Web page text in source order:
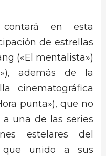
contará en esta
de estrellas
(«El mentalista»)
además de la
cinematográfica
punta»), que no
una de las series
estelares del
que unido a sus